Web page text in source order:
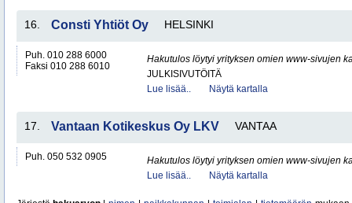
16. Consti Yhtiöt Oy HELSINKI
Puh. 010 288 6000
Faksi 010 288 6010
Hakutulos löytyi yrityksen omien www-sivujen
JULKISIVUTÖITÄ
Lue lisää..
Näytä kartalla
17. Vantaan Kotikeskus Oy LKV VANTAA
Puh. 050 532 0905
Hakutulos löytyi yrityksen omien www-sivujen
Lue lisää..
Näytä kartalla